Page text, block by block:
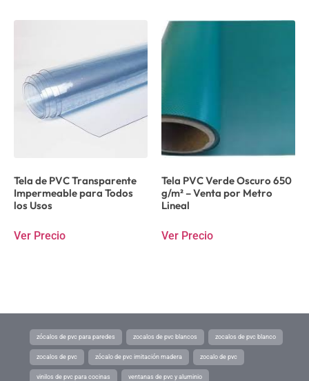
Tela de PVC Transparente
Impermeable para Todos
los Usos
Ver Precio
Tela PVC Verde Oscuro 650
g/m² – Venta por Metro
Lineal
Ver Precio
zócalos de pvc para paredes zocalos de pvc blancos zocalos de pvc blanco
zocalos de pvc zócalo de pvc imitación madera zocalo de pvc
vinilos de pvc para cocinas ventanas de pvc y aluminio